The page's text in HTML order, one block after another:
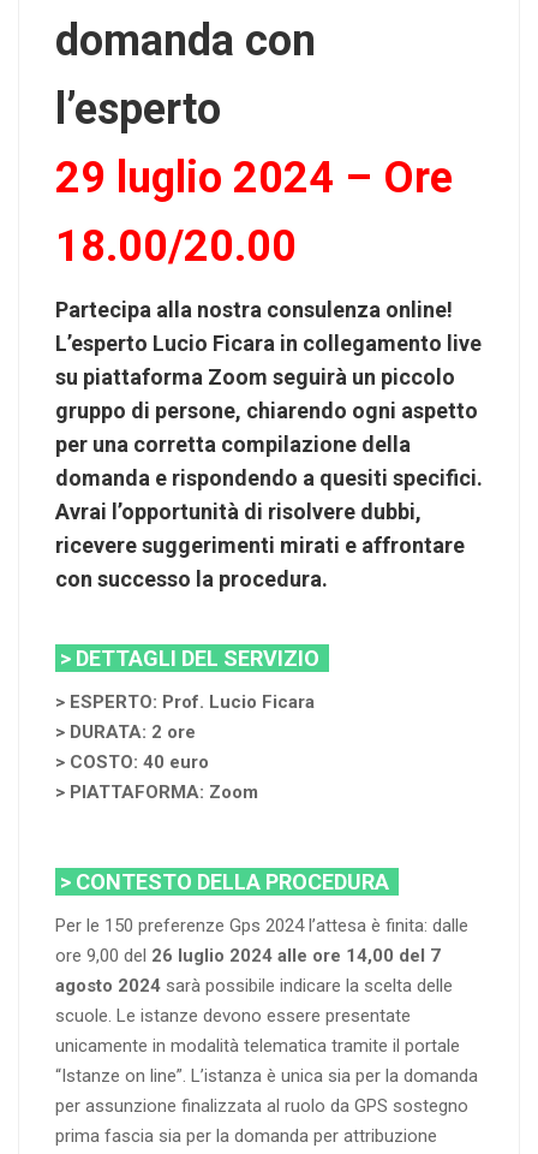
domanda con
l’esperto
29 luglio 2024 – Ore
18.00/20.00
Partecipa alla nostra consulenza online!
L’esperto Lucio Ficara in collegamento live
su piattaforma Zoom seguirà un piccolo
gruppo di persone, chiarendo ogni aspetto
per una corretta compilazione della
domanda e rispondendo a quesiti specifici.
Avrai l’opportunità di risolvere dubbi,
ricevere suggerimenti mirati e affrontare
con successo la procedura.
> DETTAGLI DEL SERVIZIO
> ESPERTO: Prof. Lucio Ficara
> DURATA: 2 ore
> COSTO: 40 euro
> PIATTAFORMA: Zoom
> CONTESTO DELLA PROCEDURA
Per le 150 preferenze Gps 2024 l’attesa è finita: dalle
ore 9,00 del 26 luglio 2024 alle ore 14,00 del 7
agosto 2024 sarà possibile indicare la scelta delle
scuole. Le istanze devono essere presentate
unicamente in modalità telematica tramite il portale
“Istanze on line”. L’istanza è unica sia per la domanda
per assunzione finalizzata al ruolo da GPS sostegno
prima fascia sia per la domanda per attribuzione